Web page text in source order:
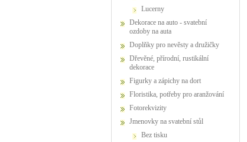
Lucerny
Dekorace na auto - svatební
ozdoby na auta
Doplňky pro nevěsty a družičky
Dřevěné, přírodní, rustikální
dekorace
Figurky a zápichy na dort
Floristika, potřeby pro aranžování
Fotorekvizity
Jmenovky na svatební stůl
bez tisku